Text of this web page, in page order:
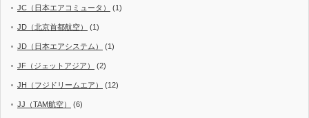
JC（日本エアコミュータ） (1)
JD（北京首都航空） (1)
JD（日本エアシステム） (1)
JF（ジェットアジア） (2)
JH（フジドリームエア） (12)
JJ（TAM航空） (6)